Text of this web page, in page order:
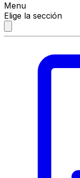
Menu
Elige la sección